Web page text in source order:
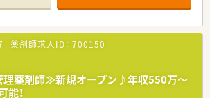
需状況について】
徒歩1分という非常に便利な場所に位置してお
新規オープンを予定している注目の新店です。
は皮膚科や眼科、整形外科に内科など多岐にわた
門前で幅広い処方に触れることが可能な環境で
インの店舗であり在宅業務の割合は低いため、車
薬剤師求人ID： 700150
理薬剤師≫新規オープン♪年収550万～
能！